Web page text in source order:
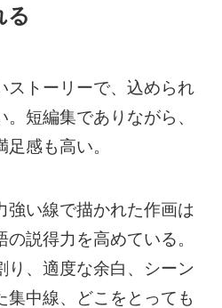
る
ストーリーで、込められ
短編集でありながら、
感も高い。
強い線で描かれた作画は
説得力を高めている。
り、適度な余白、シーン
集中線、どこをとっても